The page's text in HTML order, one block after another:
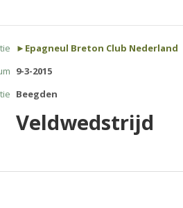
►Epagneul Breton Club Nederland
9-3-2015
Beegden
Veldwedstrijd